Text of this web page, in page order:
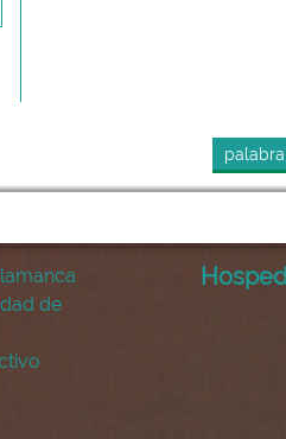
palabra
de